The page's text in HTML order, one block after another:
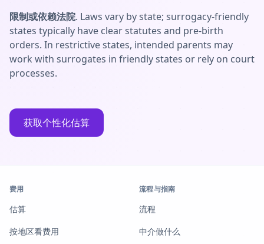
限制或依赖法院. Laws vary by state; surrogacy-friendly
states typically have clear statutes and pre-birth
orders. In restrictive states, intended parents may
work with surrogates in friendly states or rely on court
processes.
获取个性化估算
费用
估算
按地区看费用
流程与指南
流程
中介做什么